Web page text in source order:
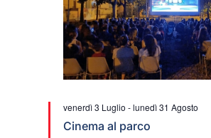
venerdì 3 Luglio -lunedì 31 Agosto
Cinema al parco